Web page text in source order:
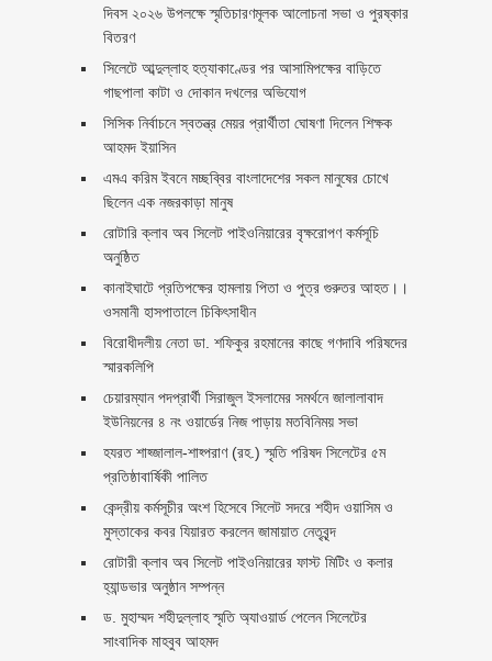
দিবস ২০২৬ উপলক্ষে স্মৃতিচারণমূলক আলোচনা সভা ও পুরষ্কার
বিতরণ ‎ ‎
সিলেটে আব্দুল্লাহ হত্যাকাণ্ডের পর আসামিপক্ষের বাড়িতে
গাছপালা কাটা ও দোকান দখলের অভিযোগ
সিসিক নির্বাচনে স্বতন্ত্র মেয়র প্রার্থীতা ঘোষণা দিলেন শিক্ষক
আহমদ ইয়াসিন
এমএ করিম ইবনে মচ্ছব্বির বাংলাদেশের সকল মানুষের চোখে
ছিলেন এক নজরকাড়া মানুষ ‎
রোটারি ক্লাব অব সিলেট পাইওনিয়ারের বৃক্ষরোপণ কর্মসূচি
অনুষ্ঠিত
কানাইঘাটে প্রতিপক্ষের হামলায় পিতা ও পুত্র গুরুতর আহত।।
ওসমানী হাসপাতালে চিকিৎসাধীন
বিরোধীদলীয় নেতা ডা. শফিকুর রহমানের কাছে গণদাবি পরিষদের
স্মারকলিপি ‎
চেয়ারম্যান পদপ্রার্থী সিরাজুল ইসলামের সমর্থনে জালালাবাদ
ইউনিয়নের ৪ নং ওয়ার্ডের নিজ পাড়ায় মতবিনিময় সভা
হযরত শাহ্জালাল-শাহ্পরাণ (রহ.) স্মৃতি পরিষদ সিলেটের ৫ম
প্রতিষ্ঠাবার্ষিকী পালিত ‎​
কেন্দ্রীয় কর্মসূচীর অংশ হিসেবে সিলেট সদরে শহীদ ওয়াসিম ও
মুস্তাকের কবর যিয়ারত করলেন জামায়াত নেতৃবৃন্দ ‎
রোটারী ক্লাব অব সিলেট পাইওনিয়ারের ফাস্ট মিটিং ও কলার
হ্যান্ডভার অনুষ্ঠান সম্পন্ন
ড. মুহাম্মদ শহীদুল্লাহ স্মৃতি অ্যাওয়ার্ড পেলেন সিলেটের
সাংবাদিক মাহবুব আহমদ